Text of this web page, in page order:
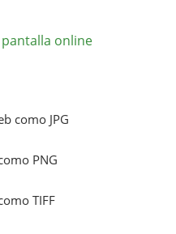
online
como JPG
PNG
TIFF